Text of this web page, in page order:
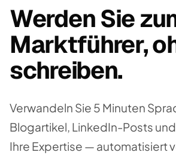
Werden Sie
Marktführer,
schreiben.
Verwandeln Sie 5 Minuten
Blogartikel, LinkedIn-Posts
Ihre Expertise — automatisiert